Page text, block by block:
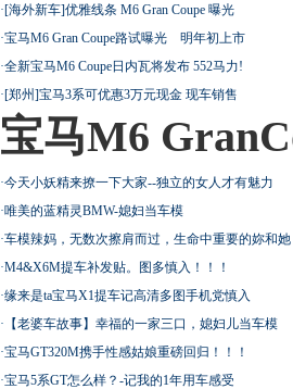
·[海外新车]优雅线条 M6 Gran Coupe 曝光
·宝马M6 Gran Coupe路试曝光 明年初上市
·全新宝马M6 Coupe日内瓦将发布 552马力!
·[郑州]宝马3系可优惠3万元现金 现车销售
宝马M6
·今天小妖精来撩一下大家--独立的女人才有魅力
·唯美的蓝精灵BMW-媳妇当车模
·车模辣妈，无数次擦肩而过，生命中重要的妳和她
·M4&X6M提车补发贴。图多慎入！！！
·缘来是ta宝马X1提车记高清多图手机党慎入
· 【老婆车故事】幸福的一家三口，媳妇儿当车模
·宝马GT320M携手性感姑娘重磅回归！！！
·宝马5系GT怎么样？-记我的1年用车感受